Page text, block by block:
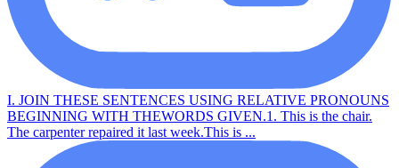
I. JOIN THESE SENTENCES USING RELATIVE PRONOUNS
BEGINNING WITH THEWORDS GIVEN.1. This is the chair.
The carpenter repaired it last week.This is ...